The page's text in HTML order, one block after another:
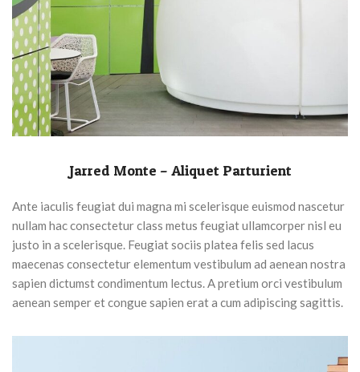
Jarred Monte – Aliquet Parturient
Ante iaculis feugiat dui magna mi scelerisque euismod nascetur
nullam hac consectetur class metus feugiat ullamcorper nisl eu
justo in a scelerisque. Feugiat sociis platea felis sed lacus
maecenas consectetur elementum vestibulum ad aenean nostra
sapien dictumst condimentum lectus. A pretium orci vestibulum
aenean semper et congue sapien erat a cum adipiscing sagittis.